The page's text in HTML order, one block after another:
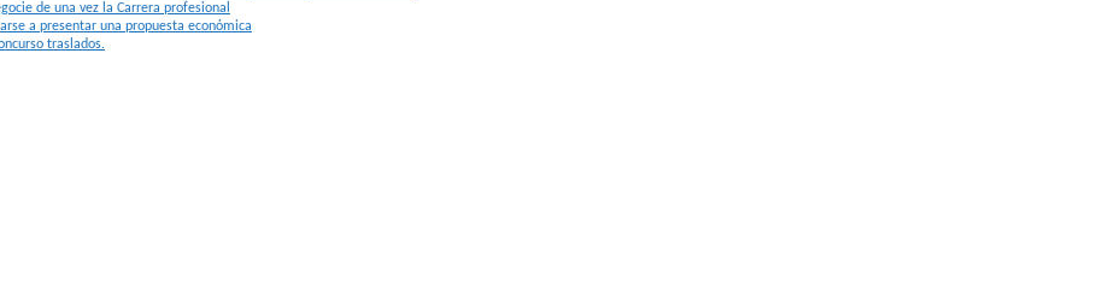
de una vez la Carrera profesional
a presentar una propuesta económica
traslados.